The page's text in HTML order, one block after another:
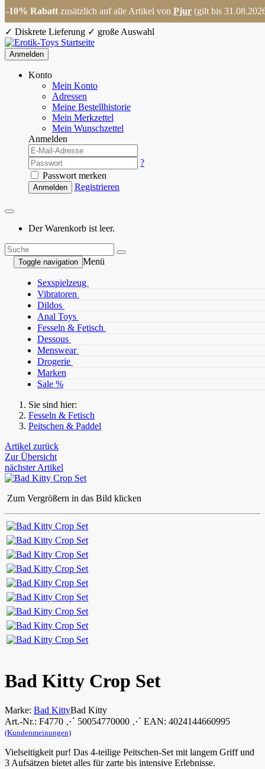
✓ Diskrete Lieferung ✓ große Auswahl
Anmelden
Konto
Mein Konto
Adressen
Meine Bestellhistorie
Mein Merkzettel
Mein Wunschzettel
Anmelden
?
Passwort merken
Anmelden Registrieren
Der Warenkorb ist leer.
Toggle navigation Menü
Sexspielzeug
Vibratoren
Dildos
Anal Toys
Fesseln & Fetisch
Dessous
Menswear
Drogerie
Marken
Sale %
Sie sind hier:
Fesseln & Fetisch
Peitschen & Paddel
Artikel zurück
Zur Übersicht
nächster Artikel
Zum Vergrößern in das Bild klicken
Bad Kitty Crop Set
Marke: Bad KittyBad Kitty
Art.-Nr.: F4770 ⋰ 50054770000 ⋰ EAN: 4024144660995
(Kundenmeinungen)
Vielseitigkeit pur! Das 4-teilige Peitschen-Set mit langem Griff und
3 Aufsätzen bietet alles für zarte bis intensive Erlebnisse.
-10% Rabatt zusätzlich auf alle Artikel von Pjur (gilt bis